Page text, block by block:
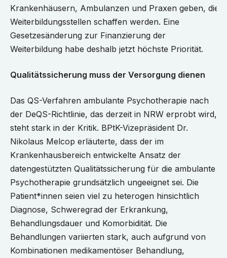
Krankenhäusern, Ambulanzen und Praxen geben, die
Weiterbildungsstellen schaffen werden. Eine
Gesetzesänderung zur Finanzierung der
Weiterbildung habe deshalb jetzt höchste Priorität.
Qualitätssicherung muss der Versorgung dienen
Das QS-Verfahren ambulante Psychotherapie nach
der DeQS-Richtlinie, das derzeit in NRW erprobt wird,
steht stark in der Kritik. BPtK-Vizepräsident Dr.
Nikolaus Melcop erläuterte, dass der im
Krankenhausbereich entwickelte Ansatz der
datengestützten Qualitätssicherung für die ambulante
Psychotherapie grundsätzlich ungeeignet sei. Die
Patient*innen seien viel zu heterogen hinsichtlich
Diagnose, Schweregrad der Erkrankung,
Behandlungsdauer und Komorbidität. Die
Behandlungen variierten stark, auch aufgrund von
Kombinationen medikamentöser Behandlung,